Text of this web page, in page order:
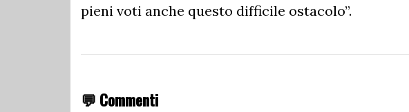
pieni voti anche questo difficile ostacolo”.
💬 Commenti